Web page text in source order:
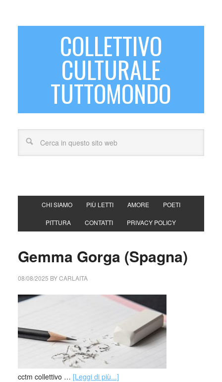
COLLETTIVO
CULTURALE
TUTTOMONDO
CHI SIAMO PIÙ LETTI AMORE POETI
PITTURA CONTATTI PRIVACY POLICY
Gemma Gorga (Spagna)
08/08/2025 BYCARLAITA
cctm collettivo … [Leggi di più...]